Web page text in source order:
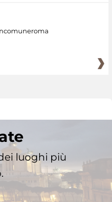
luoghi più